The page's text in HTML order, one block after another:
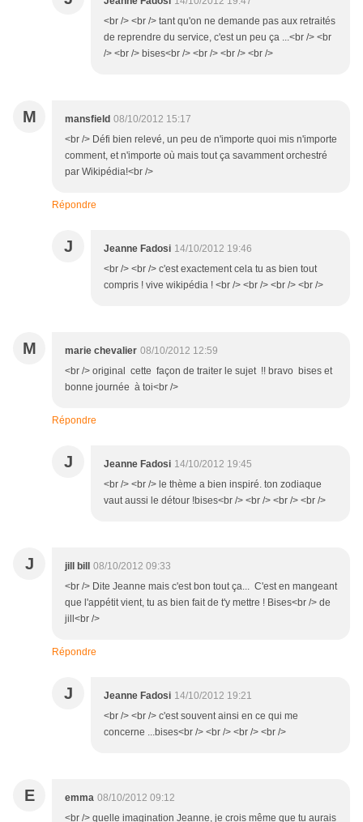
<br /> <br /> tant qu'on ne demande pas aux retraités
de reprendre du service, c'est un peu ça ...<br /> <br
/> <br /> bises<br /> <br /> <br /> <br />
M mansfield 08/10/2012 15:17
<br /> Défi bien relevé, un peu de n'importe quoi mis n'importe
comment, et n'importe où mais tout ça savamment orchestré
par Wikipédia!<br />
Répondre
J Jeanne Fadosi 14/10/2012 19:46
<br /> <br /> c'est exactement cela tu as bien tout
compris ! vive wikipédia ! <br /> <br /> <br /> <br />
M marie chevalier 08/10/2012 12:59
<br /> original cette façon de traiter le sujet !! bravo bises et
bonne journée à toi<br />
Répondre
J Jeanne Fadosi 14/10/2012 19:45
<br /> <br /> le thème a bien inspiré. ton zodiaque
vaut aussi le détour !bises<br /> <br /> <br /> <br />
J jill bill
08/10/2012 09:33
<br /> Dite Jeanne mais c'est bon tout ça... C'est en mangeant
que l'appétit vient, tu as bien fait de t'y mettre ! Bises<br /> de
jill<br />
Répondre
J Jeanne Fadosi 14/10/2012 19:21
<br /> <br /> c'est souvent ainsi en ce qui me
concerne ...bises<br /> <br /> <br /> <br />
E emma 08/10/2012 09:12
<br /> quelle imagination Jeanne, je crois même que tu aurais